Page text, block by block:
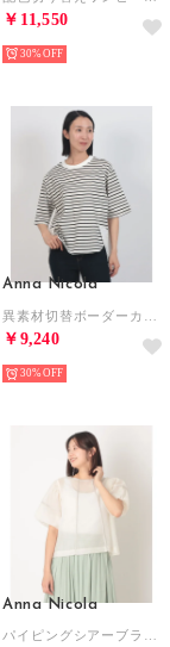
￥11,550
30%
Anna Nicola
￥9,240
30%
Anna Nicola